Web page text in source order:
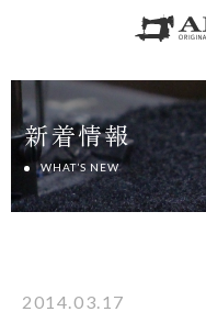
新着情報
WHAT’S NEW
2014.03.17